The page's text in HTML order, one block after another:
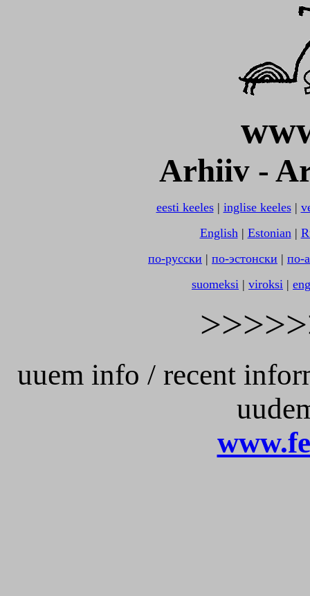
Arhiiv -
eesti keeles| inglise keeles|
English| Estonian|
по-русски | по-эстонски | по-
suomeksi | viroksi |
uuem info / recent